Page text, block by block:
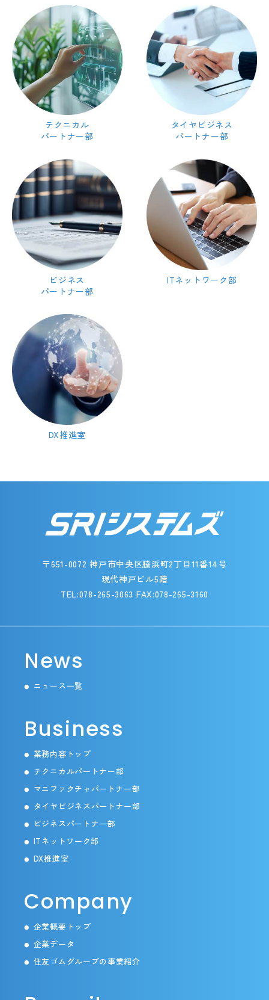
テクニカル
パートナー部
タイヤビジネス
パートナー部
ビジネス
パートナー部
ITネットワーク部
DX推進室
〒651-0072 神戸市中央区脇浜町2丁目11番14号
現代神戸ビル5階
TEL:078-265-3063 FAX:078-265-3160
News
● ニュース一覧
Business
● 業務内容トップ
● テクニカルパートナー部
● マニファクチャパートナー部
● タイヤビジネスパートナー部
● ビジネスパートナー部
● ITネットワーク部
● DX推進室
Company
● 企業概要トップ
● 企業データ
● 住友ゴムグループの事業紹介